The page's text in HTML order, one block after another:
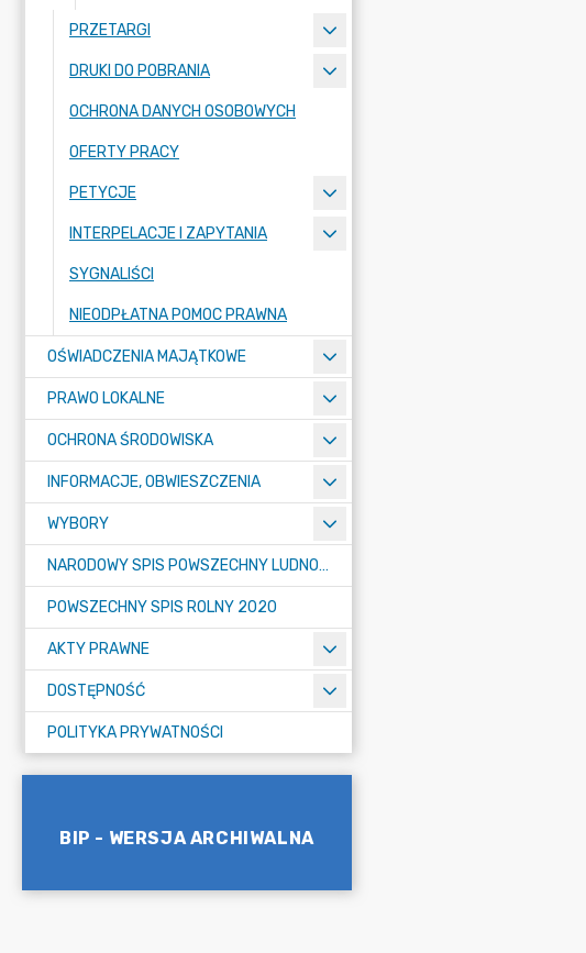
PRZETARGI
DRUKI DO POBRANIA
OCHRONA DANYCH OSOBOWYCH
OFERTY PRACY
PETYCJE
INTERPELACJE I ZAPYTANIA
SYGNALIŚCI
NIEODPŁATNA POMOC PRAWNA
OŚWIADCZENIA MAJĄTKOWE
PRAWO LOKALNE
OCHRONA ŚRODOWISKA
INFORMACJE, OBWIESZCZENIA
WYBORY
NARODOWY SPIS POWSZECHNY LUDNOŚCI I MIESZKAŃ W 2021
POWSZECHNY SPIS ROLNY 2020
AKTY PRAWNE
DOSTĘPNOŚĆ
POLITYKA PRYWATNOŚCI
BIP - WERSJA ARCHIWALNA